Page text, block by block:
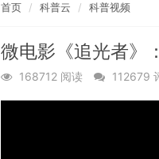
首页 科普云 科普视频
微电影《追光者》
168712 阅读 112679